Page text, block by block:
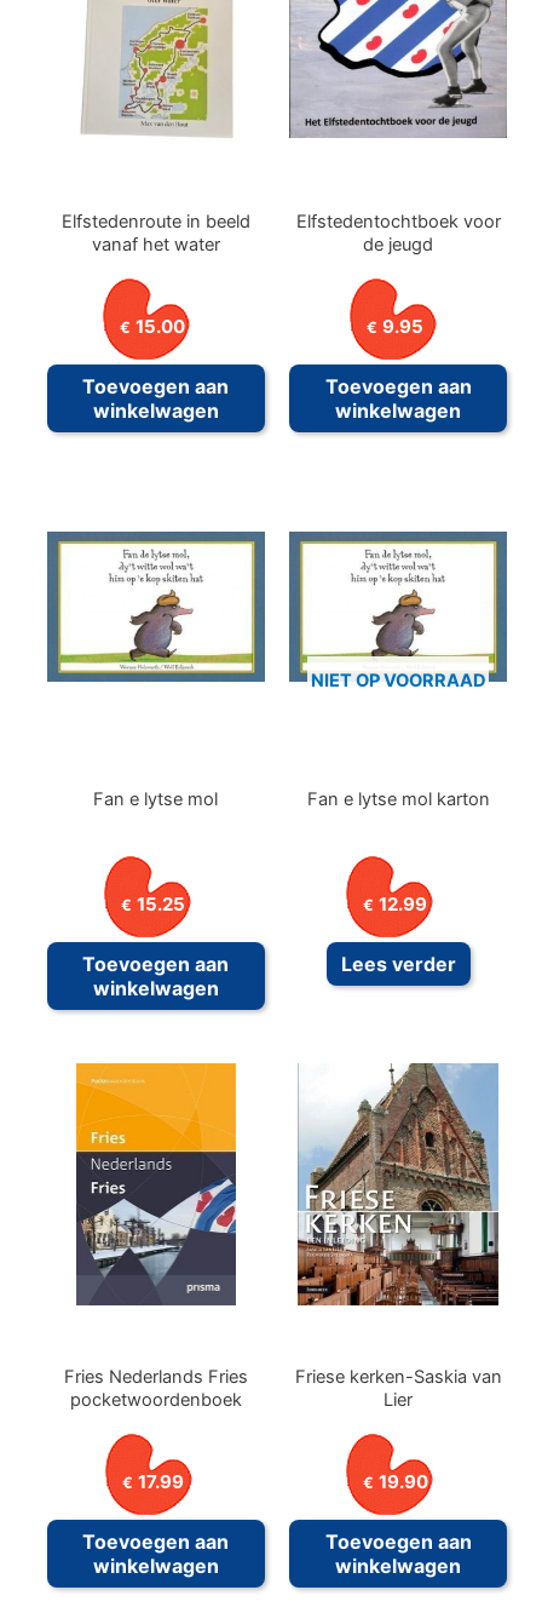
Elfstedenroute in beeld
vanaf het water
€ 15.00
Toevoegen aan
winkelwagen
Elfstedentochtboek voor
de jeugd
€ 9.95
Toevoegen aan
winkelwagen
Fan e lytse mol
€ 15.25
Toevoegen aan
winkelwagen
NIET OP VOORRAAD
Fan e lytse mol karton
€ 12.99
Lees verder
Fries Nederlands Fries
pocketwoordenboek
€ 17.99
Toevoegen aan
winkelwagen
Friese kerken-Saskia van
Lier
€ 19.90
Toevoegen aan
winkelwagen